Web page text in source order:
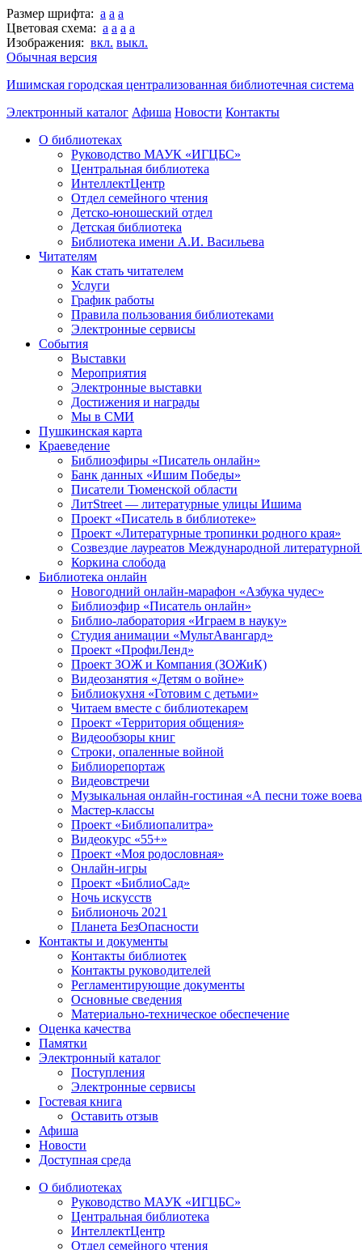
Размер шрифта: a a a
Цветовая схема: a a a a
Изображения: вкл. выкл.
Обычная версия
Ишимская городская централизованная библиотечная система
Электронный каталог Афиша Новости Контакты
О библиотеках
Руководство МАУК «ИГЦБС»
Центральная библиотека
ИнтеллектЦентр
Отдел семейного чтения
Детско-юношеский отдел
Детская библиотека
Библиотека имени А.И. Васильева
Читателям
Как стать читателем
Услуги
График работы
Правила пользования библиотеками
Электронные сервисы
События
Выставки
Мероприятия
Электронные выставки
Достижения и награды
Мы в СМИ
Пушкинская карта
Краеведение
Библиоэфиры «Писатель онлайн»
Банк данных «Ишим Победы»
Писатели Тюменской области
ЛитStreet — литературные улицы Ишима
Проект «Писатель в библиотеке»
Проект «Литературные тропинки родного края»
Созвездие лауреатов Международной
Коркина слобода
Библиотека онлайн
Новогодний онлайн-марафон «Азбука чудес»
Библиоэфир «Писатель онлайн»
Библио-лаборатория «Играем в науку»
Студия анимации «МультАвангард»
Проект «ПрофиЛенд»
Проект ЗОЖ и Компания (ЗОЖиК)
Видеозанятия «Детям о войне»
Библиокухня «Готовим с детьми»
Читаем вместе с библиотекарем
Проект «Территория общения»
Видеообзоры книг
Строки, опаленные войной
Библиорепортаж
Видеовстречи
Музыкальная онлайн-гостиная «А песни тоже
Мастер-классы
Проект «Библиопалитра»
Видеокурс «55+»
Проект «Моя родословная»
Онлайн-игры
Проект «БиблиоСад»
Ночь искусств
Библионочь 2021
Планета БезОпасности
Контакты и документы
Контакты библиотек
Контакты руководителей
Регламентирующие документы
Основные сведения
Материально-техническое обеспечение
Оценка качества
Памятки
Электронный каталог
Поступления
Электронные сервисы
Гостевая книга
Оставить отзыв
Афиша
Новости
Доступная среда
О библиотеках
Руководство МАУК «ИГЦБС»
Центральная библиотека
ИнтеллектЦентр
Отдел семейного чтения